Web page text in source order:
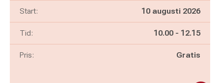
Start: 10 augusti 2026
Tid: Pågår mellan
10.00 - och
12.15
Pris: Gratis